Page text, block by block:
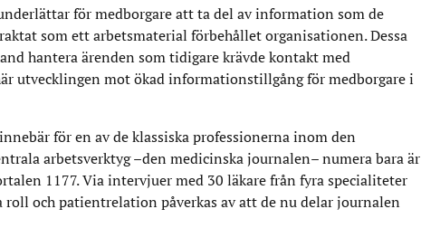
för medborgare att ta del av information som de
som ett arbetsmaterial förbehållet organisationen. Dessa
hantera ärenden som tidigare krävde kontakt med
utvecklingen mot ökad informationstillgång för medborgare i
för en av de klassiska professionerna inom den
arbetsverktyg –den medicinska journalen– numera bara är
1177. Via intervjuer med 30 läkare från fyra specialiteter
och patientrelation påverkas av att de nu delar journalen